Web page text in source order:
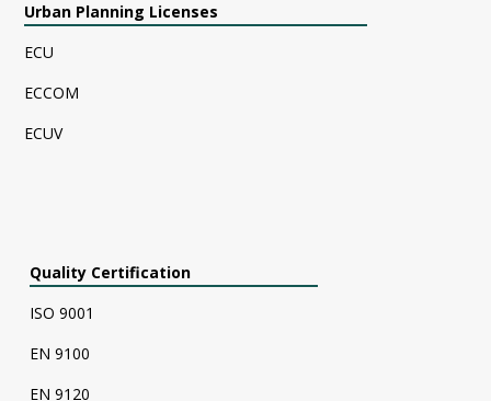
Urban Planning Licenses
ECU
ECCOM
ECUV
Quality Certification
ISO 9001
EN 9100
EN 9120